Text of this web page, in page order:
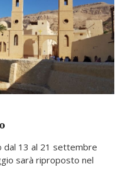
dal 13 al 21 settembre
sarà riproposto nel